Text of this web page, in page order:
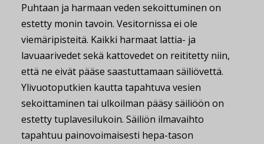
Puhtaan ja harmaan veden sekoittuminen on
estetty monin tavoin. Vesitornissa ei ole
viemäripisteitä. Kaikki harmaat lattia- ja
lavuaarivedet sekä kattovedet on reititetty niin,
että ne eivät pääse saastuttamaan säiliövettä.
Ylivuotoputkien kautta tapahtuva vesien
sekoittaminen tai ulkoilman pääsy säiliöön on
estetty tuplavesilukoin. Säiliön ilmavaihto
tapahtuu painovoimaisesti hepa-tason